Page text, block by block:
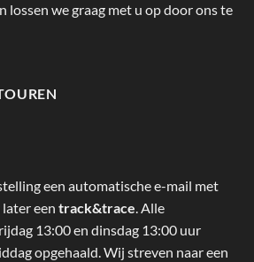
lossen we graag met u op door ons te
een automatische e-mail met
later een track&trace. Alle
13:00 en dinsdag 13:00 uur
opgehaald. Wij streven naar een